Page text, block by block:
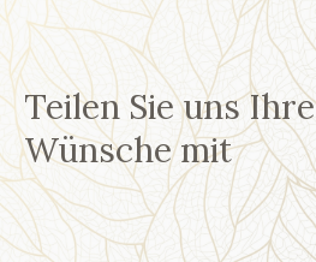
Teilen Sie uns Ihre
Wünsche mit